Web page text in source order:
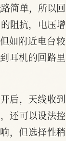
简单，所以回
阻抗，电压增
如附近电台较
耳机的回路里
后，天线收到
还可以设法控
，但选择性稍